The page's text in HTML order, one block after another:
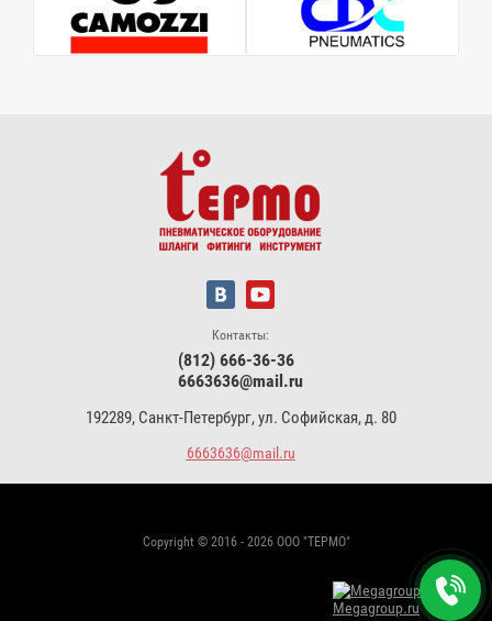
Контакты:
(812) 666-36-36
6663636@mail.ru
192289, Санкт-Петербург, ул. Софийская, д. 80
6663636@mail.ru
Copyright © 2016 - 2026 ООО "ТЕРМО"
Megagroup.ru